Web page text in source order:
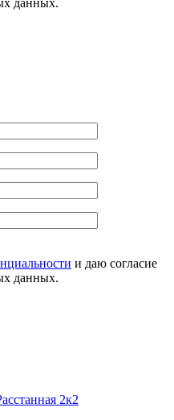
и даю согласие
данных.
2к2